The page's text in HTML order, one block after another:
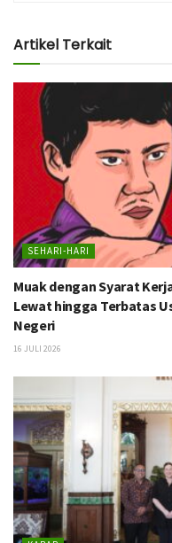
Artikel Terkait
SEHARI-HARI
Muak dengan Syarat
Lewat hingga Terbatas
Negeri
16 JULI 2026